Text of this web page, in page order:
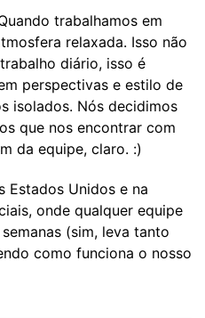
trabalhamos em
relaxada. Isso não
diário, isso é
perspectivas e estilo de
isolados. Nós decidimos
que nos encontrar com
da equipe, claro. :)
Estados Unidos e na
onde qualquer equipe
(sim, leva tanto
como funciona o nosso